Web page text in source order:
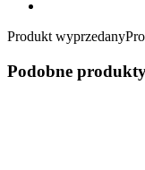
Produkt wyprzedany
Podobne